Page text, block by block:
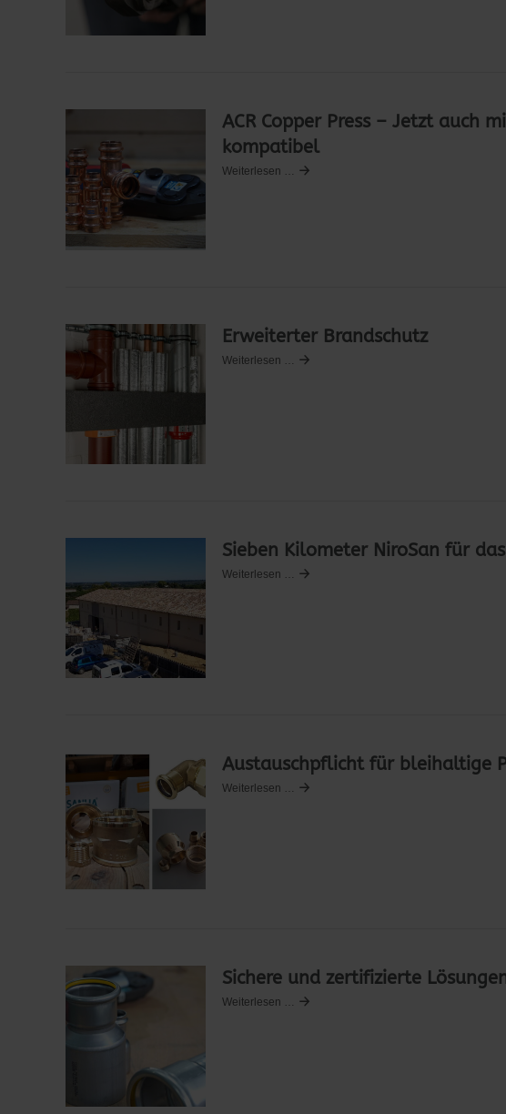
ACR Copper Press – Jetzt auch
kompatibel
Weiterlesen …
Erweiterter Brandschutz
Weiterlesen …
Sieben Kilometer NiroSan für
Weiterlesen …
Austauschpflicht für bleihaltige
Weiterlesen …
Sichere und zertifizierte
Weiterlesen …